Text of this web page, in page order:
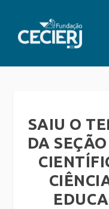
SAIU O
DA